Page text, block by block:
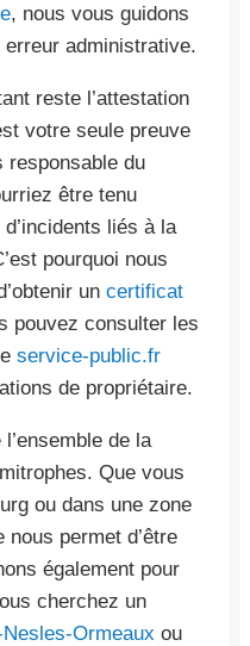
, nous vous guidons
administrative.
reste l’attestation
votre seule preuve
responsable du
être tenu
liés à la
pourquoi nous
un certificat
pouvez consulter les
service-public.fr
de propriétaire.
de la
Que vous
ou dans une zone
permet d’être
également pour
cherchez un
Ormeaux ou